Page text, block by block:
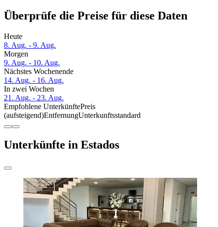
Überprüfe die Preise für diese Daten
Heute
8. Aug. - 9. Aug.
Morgen
9. Aug. - 10. Aug.
Nächstes Wochenende
14. Aug. - 16. Aug.
In zwei Wochen
21. Aug. - 23. Aug.
Empfohlene UnterkünftePreis
(aufsteigend)EntfernungUnterkunftsstandard
Unterkünfte in Estados